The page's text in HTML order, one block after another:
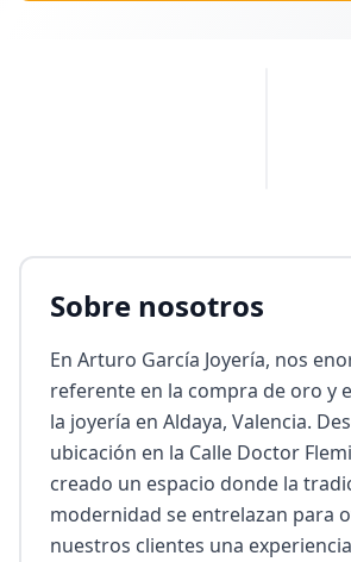
Sobre nosotros
En Arturo García Joyería, nos
referente en la compra de oro y
la joyería en Aldaya, Valencia.
ubicación en la Calle Doctor
creado un espacio donde la
modernidad se entrelazan para
nuestros clientes una